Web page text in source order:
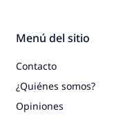
Menú del sitio
Contacto
¿Quiénes somos?
Opiniones